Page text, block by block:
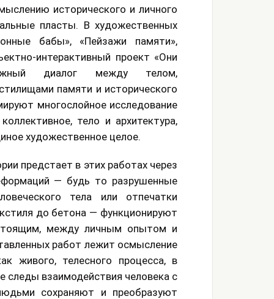
исторического и личного
пласты. В художественных
бабы», «Пейзажи памяти»,
интерактивный проект «Они
диалог между телом,
памяти и исторического
многослойное исследование
тело и архитектура,
художественное целое.
предстает в этих работах через
— будь то разрушенные
тела или отпечатки
до бетона — функционируют
между личным опытом и
работ лежит осмысление
живого, телесного процесса, в
следы взаимодействия человека с
сохраняют и преобразуют